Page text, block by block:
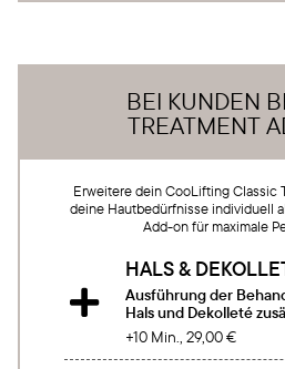
BEI KUNDEN
TREATMENT
Erweitere dein CooLifting Classic
deine Hautbedürfnisse individuell
Add-on für maximale

HALS &
Ausführung der
Hals und Dekolleté
+10 Min., 29,00 €